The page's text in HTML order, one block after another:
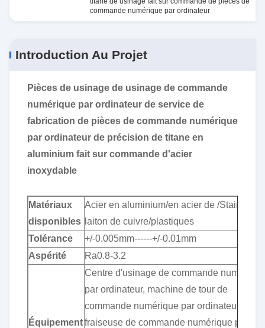
commande numérique par ordinateur
Introduction Au Projet
Pièces de usinage de usinage de commande
numérique par ordinateur de service de
fabrication de pièces de commande numérique
par ordinateur de précision de titane en
aluminium fait sur commande d'acier
inoxydable
Matériaux
disponibles
Acier en aluminium/en acier de /Stainless/
laiton de cuivre/plastiques
Tolérance
+/-0.005mm------+/-0.01mm
Aspérité
Ra0.8-3.2
Équipement
Centre d'usinage de commande numérique
par ordinateur, machine de tour de
commande numérique par ordinateur,
fraiseuse de commande numérique par